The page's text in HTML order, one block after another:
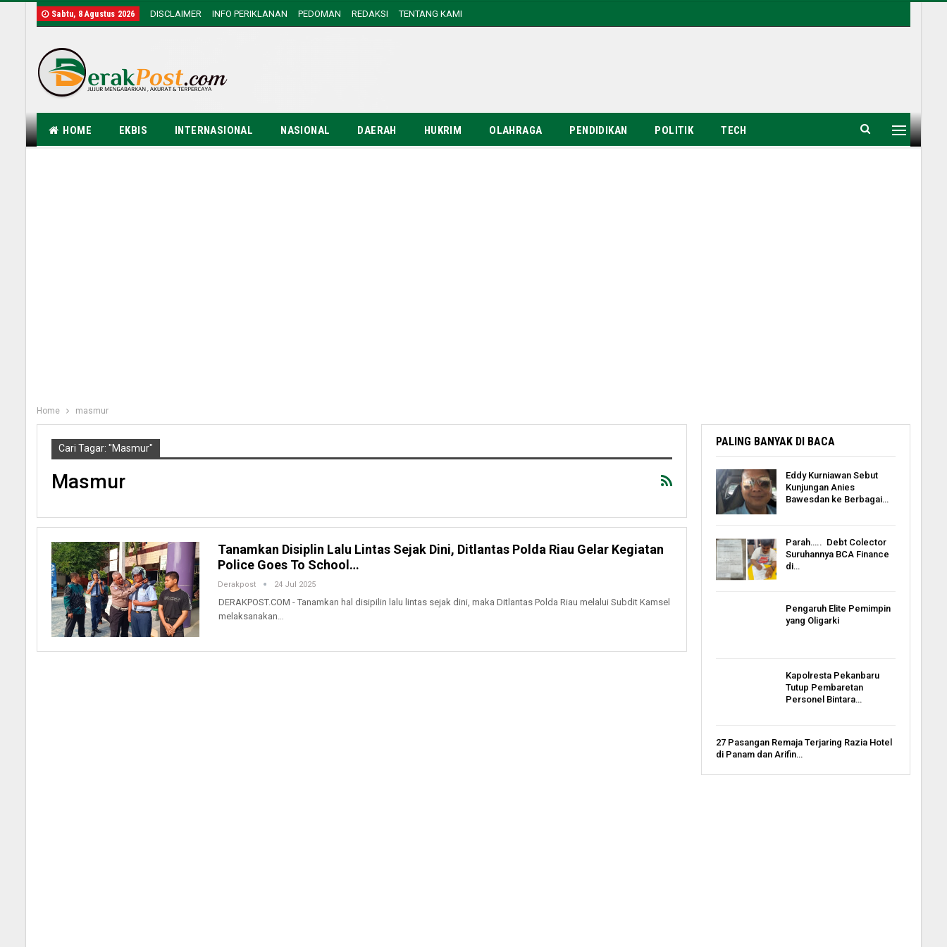
Sabtu, 8 Agustus 2026 DISCLAIMER INFO PERIKLANAN PEDOMAN REDAKSI TENTANG KAMI
HOME EKBIS INTERNASIONAL NASIONAL DAERAH HUKRIM OLAHRAGA PENDIDIKAN POLITIK TECH
Home masmur
Cari Tagar: "masmur"
Masmur
Tanamkan Disiplin Lalu Lintas Sejak Dini, Ditlantas Polda Riau Gelar Kegiatan
Police Goes To School…
Derakpost 24 Jul 2025
DERAKPOST.COM - Tanamkan hal disipilin lalu lintas sejak dini, maka Ditlantas Polda Riau melalui Subdit Kamsel
melaksanakan…
PALING BANYAK DI BACA
Eddy Kurniawan Sebut
Kunjungan Anies
Bawesdan ke Berbagai…
Parah….. Debt Colector
Suruhannya BCA Finance
di…
Pengaruh Elite Pemimpin
yang Oligarki
Kapolresta Pekanbaru
Tutup Pembaretan
Personel Bintara…
27 Pasangan Remaja Terjaring Razia Hotel
di Panam dan Arifin…